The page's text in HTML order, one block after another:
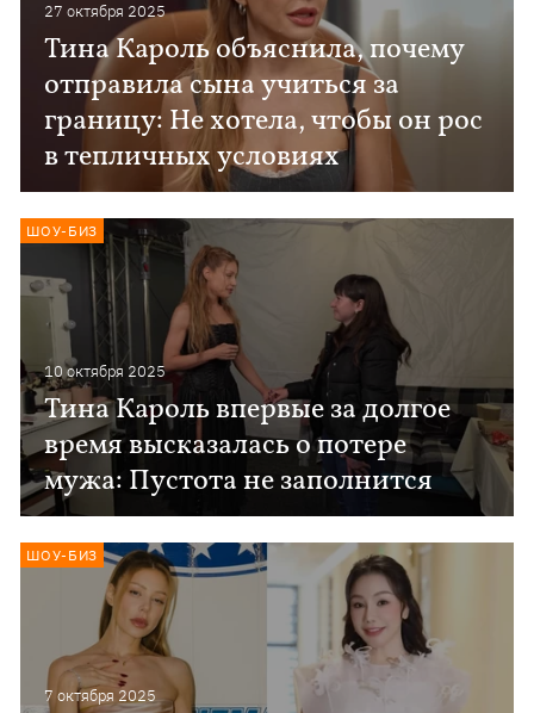
27 октября 2025
Тина Кароль объяснила, почему
отправила сына учиться за
границу: Не хотела, чтобы он рос
в тепличных условиях
10 октября 2025
Тина Кароль впервые за долгое
время высказалась о потере
мужа: Пустота не заполнится
ШОУ-БИЗ
7 октября 2025
ШОУ-БИЗ